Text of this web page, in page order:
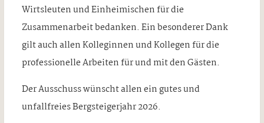
Wirtsleuten und Einheimischen für die
Zusammenarbeit bedanken. Ein besonderer Dank
gilt auch allen Kolleginnen und Kollegen für die
professionelle Arbeiten für und mit den Gästen.
Der Ausschuss wünscht allen ein gutes und
unfallfreies Bergsteigerjahr 2026.